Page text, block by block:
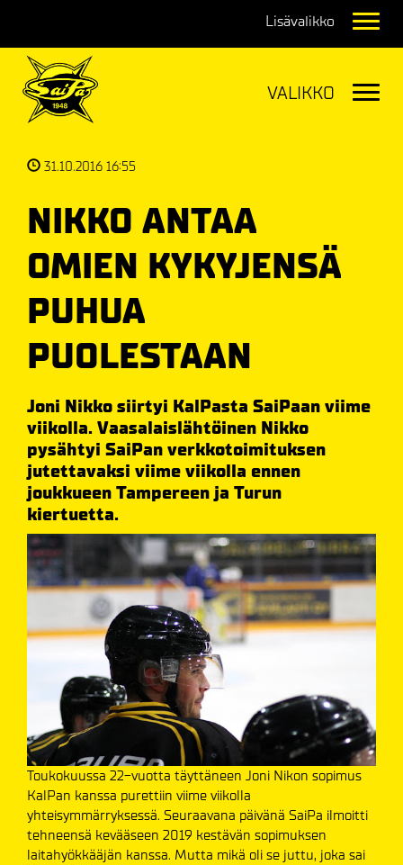
31.10.2016 16:55
NIKKO ANTAA
OMIEN KYKYJENSÄ
PUHUA
PUOLESTAAN
Joni Nikko siirtyi KalPasta SaiPaan viime
viikolla. Vaasalaislähtöinen Nikko
pysähtyi SaiPan verkkotoimituksen
jutettavaksi viime viikolla ennen
joukkueen Tampereen ja Turun
kiertuetta.
Toukokuussa 22-vuotta täyttäneen Joni Nikon sopimus
KalPan kanssa purettiin viime viikolla
yhteisymmärryksessä. Seuraavana päivänä SaiPa ilmoitti
tehneensä kevääseen 2019 kestävän sopimuksen
laitahyökkääjän kanssa. Mutta mikä oli se juttu, joka sai